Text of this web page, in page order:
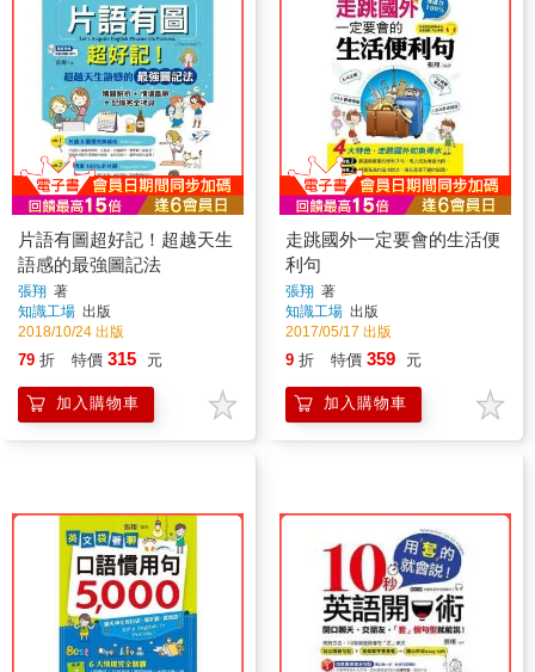
片語有圖超好記！超越天生
語感的最強圖記法
張翔 著
知識工場 出版
2018/10/24 出版
79 折 特價 315 元
加入購物車
走跳國外一定要會的生活便
利句
張翔 著
知識工場 出版
2017/05/17 出版
9 折 特價 359 元
加入購物車